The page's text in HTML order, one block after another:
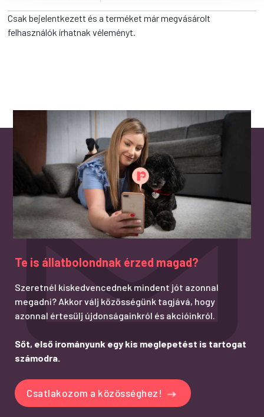
Csak bejelentkezett és a terméket már megvásárolt
felhasználók írhatnak véleményt.
Te is állatbolondnak érzed magad?
Szeretnél kiskedvencednek mindent jót azonnal
megadni? Akkor válj közösségünk tagjává, hogy
azonnal értesülj újdonságainkról és akcióinkról.
Sőt, első irományunk egy kis meglepetést is tartogat
számodra.
Csatlakozom a közösséghez!